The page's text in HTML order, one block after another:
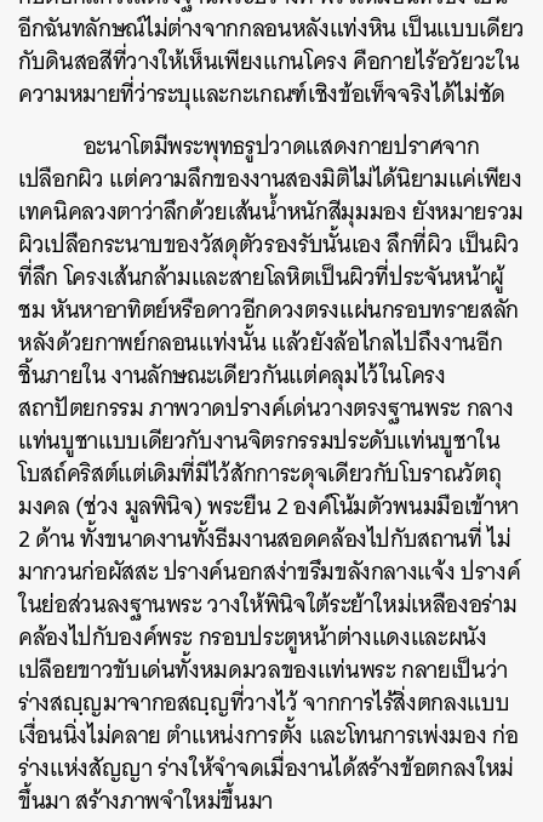
อีกฉันทลักษณ์ไม่ต่างจากกลอนหลังแท่งหิน เป็นแบบเดียว
กับดินสอสีที่วางให้เห็นเพียงแกนโครง คือกายไร้อวัยวะใน
ความหมายที่ว่าระบุและกะเกณฑ์เชิงข้อเท็จจริงได้ไม่ชัด
อะนาโตมีพระพุทธรูปวาดแสดงกายปราศจาก
เปลือกผิว แต่ความลึกของงานสองมิติไม่ได้นิยามแค่เพียง
เทคนิคลวงตาว่าลึกด้วยเส้นน้ำหนักสีมุมมอง ยังหมายรวม
ผิวเปลือกระนาบของวัสดุตัวรองรับนั้นเอง ลึกที่ผิว เป็นผิว
ที่ลึก โครงเส้นกล้ามและสายโลหิตเป็นผิวที่ประจันหน้าผู้
ชม หันหาอาทิตย์หรือดาวอีกดวงตรงแผ่นกรอบทรายสลัก
หลังด้วยกาพย์กลอนแท่งนั้น แล้วยังล้อไกลไปถึงงานอีก
ชิ้นภายใน งานลักษณะเดียวกันแต่คลุมไว้ในโครง
สถาปัตยกรรม ภาพวาดปรางค์เด่นวางตรงฐานพระ กลาง
แท่นบูชาแบบเดียวกับงานจิตรกรรมประดับแท่นบูชาใน
โบสถ์คริสต์แต่เดิมที่มีไว้สักการะดุจเดียวกับโบราณวัตถุ
มงคล (ช่วง มูลพินิจ) พระยืน 2 องค์โน้มตัวพนมมือเข้าหา
2 ด้าน ทั้งขนาดงานทั้งธีมงานสอดคล้องไปกับสถานที่ ไม่
มากวนก่อผัสสะ ปรางค์นอกสง่าขรึมขลังกลางแจ้ง ปรางค์
ในย่อส่วนลงฐานพระ วางให้พินิจใต้ระย้าใหม่เหลืองอร่าม
คล้องไปกับองค์พระ กรอบประตูหน้าต่างแดงและผนัง
เปลือยขาวขับเด่นทั้งหมดมวลของแท่นพระ กลายเป็นว่า
ร่างสญฺญมาจากอสญฺญที่วางไว้ จากการไร้สิ่งตกลงแบบ
เงื่อนนิ่งไม่คลาย ตำแหน่งการตั้ง และโทนการเพ่งมอง ก่อ
ร่างแห่งสัญญา ร่างให้จำจดเมื่องานได้สร้างข้อตกลงใหม่
ขึ้นมา สร้างภาพจำใหม่ขึ้นมา